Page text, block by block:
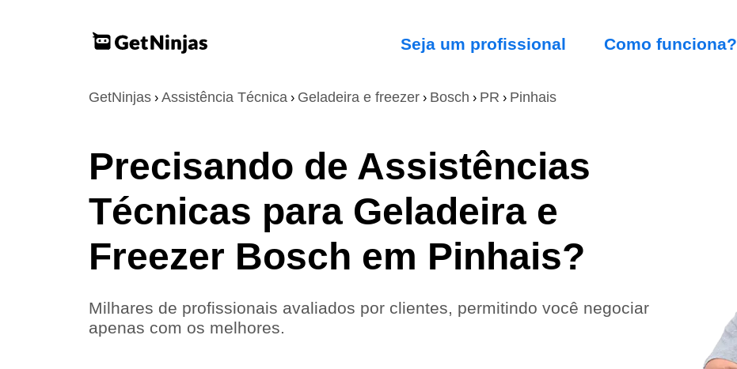
Seja um profissional Como funciona?
GetNinjas › Assistência Técnica › Geladeira e freezer › Bosch › PR › Pinhais
Precisando de Assistências
Técnicas para Geladeira e
Freezer Bosch em Pinhais?
Milhares de profissionais avaliados por clientes, permitindo você negociar
apenas com os melhores.